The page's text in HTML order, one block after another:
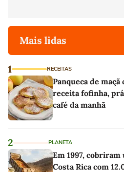
Mais lidas
1 RECEITAS
Panqueca de
receita fofinha,
café da manhã
2 PLANETA
Em 1997,
Costa Rica com